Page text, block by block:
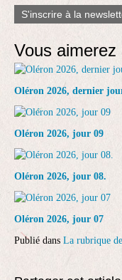
S'inscrire à la
Vous aimerez
Oléron 2026, dernier
Oléron 2026, jour 09
Oléron 2026, jour 08.
Oléron 2026, jour 07
Publié dans La rubrique